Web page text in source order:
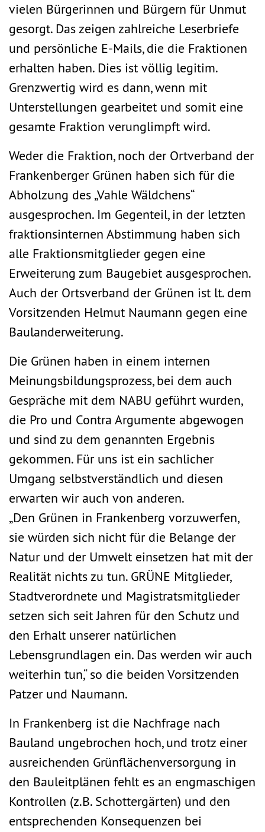
vielen Bürgerinnen und Bürgern für Unmut
gesorgt. Das zeigen zahlreiche Leserbriefe
und persönliche E-Mails, die die Fraktionen
erhalten haben. Dies ist völlig legitim.
Grenzwertig wird es dann, wenn mit
Unterstellungen gearbeitet und somit eine
gesamte Fraktion verunglimpft wird.
Weder die Fraktion, noch der Ortverband der
Frankenberger Grünen haben sich für die
Abholzung des „Vahle Wäldchens“
ausgesprochen. Im Gegenteil, in der letzten
fraktionsinternen Abstimmung haben sich
alle Fraktionsmitglieder gegen eine
Erweiterung zum Baugebiet ausgesprochen.
Auch der Ortsverband der Grünen ist lt. dem
Vorsitzenden Helmut Naumann gegen eine
Baulanderweiterung.
Die Grünen haben in einem internen
Meinungsbildungsprozess, bei dem auch
Gespräche mit dem NABU geführt wurden,
die Pro und Contra Argumente abgewogen
und sind zu dem genannten Ergebnis
gekommen. Für uns ist ein sachlicher
Umgang selbstverständlich und diesen
erwarten wir auch von anderen.
„Den Grünen in Frankenberg vorzuwerfen,
sie würden sich nicht für die Belange der
Natur und der Umwelt einsetzen hat mit der
Realität nichts zu tun. GRÜNE Mitglieder,
Stadtverordnete und Magistratsmitglieder
setzen sich seit Jahren für den Schutz und
den Erhalt unserer natürlichen
Lebensgrundlagen ein. Das werden wir auch
weiterhin tun,“ so die beiden Vorsitzenden
Patzer und Naumann.
In Frankenberg ist die Nachfrage nach
Bauland ungebrochen hoch, und trotz einer
ausreichenden Grünflächenversorgung in
den Bauleitplänen fehlt es an engmaschigen
Kontrollen (z.B. Schottergärten) und den
entsprechenden Konsequenzen bei